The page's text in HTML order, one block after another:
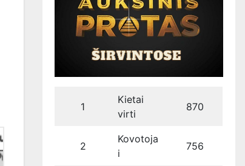
1
Kietai
virti
870
2
Kovotoja
i
756